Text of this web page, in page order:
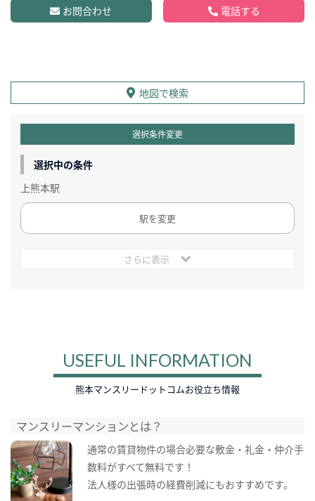
お問合わせ 電話する
地図で検索
選択条件変更
選択中の条件
上熊本駅
駅を変更
さらに表示
USEFUL INFORMATION
熊本マンスリードットコムお役立ち情報
マンスリーマンションとは？
通常の賃貸物件の場合必要な敷金・礼金・仲介手
数料がすべて無料です！
法人様の出張時の経費削減にもおすすめです。